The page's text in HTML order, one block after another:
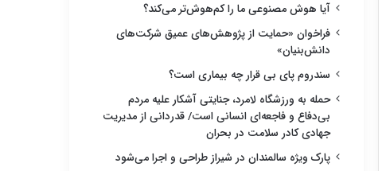
آیا هوش مصنوعی ما را کم‌هوش‌تر می‌کند؟
فراخوان «حمایت از پژوهش‌های عمیق شرکت‌های
دانش‌بنیان»
سندروم پای بی قرار چه بیماری است؟
حمله به ورزشگاه لامرد، جنایتی آشکار علیه مردم
بی‌دفاع و فاجعه‌ای انسانی است/ قدردانی از مدیریت
جهادی کادر سلامت در بحران
پارک ویژه سالمندان در شیراز طراحی و اجرا می‌شود